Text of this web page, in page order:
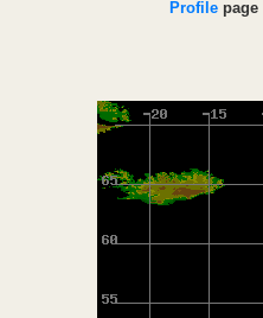
Profile page